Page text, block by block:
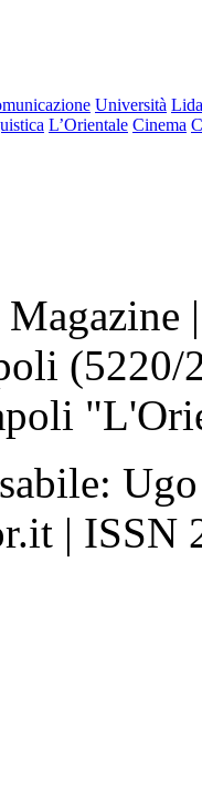
Università
L’Orientale Cinema
| ISSN